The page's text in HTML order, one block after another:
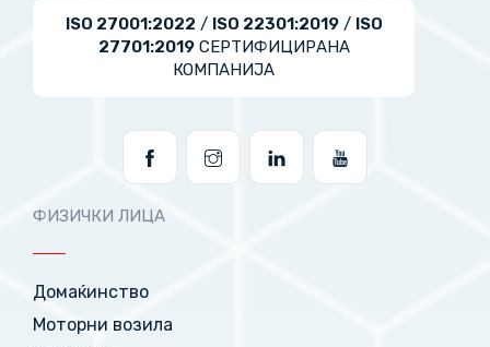
ISO 27001:2022 / ISO 22301:2019/ ISO
27701:2019СЕРТИФИЦИРАНА
КОМПАНИЈА
ФИЗИЧКИ ЛИЦА
Домаќинство
Моторни возила